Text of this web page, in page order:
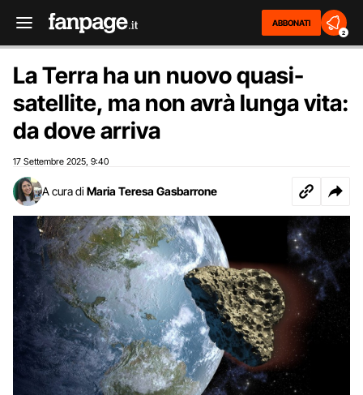
ABBONATI
2
La Terra ha un nuovo quasi-
satellite, ma non avrà lunga vita:
da dove arriva
17 Settembre 2025 9:40
A cura di Maria Teresa Gasbarrone